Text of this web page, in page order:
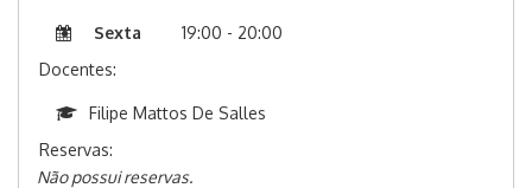
Sexta
19:00 - 20:00
Docentes:
Filipe Mattos De Salles
Reservas:
Não possui reservas.